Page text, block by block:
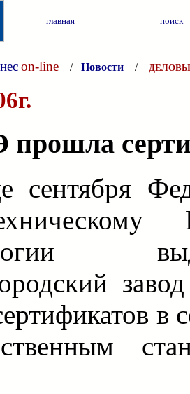
главная поиск
on-line / Новости /
сентября
в